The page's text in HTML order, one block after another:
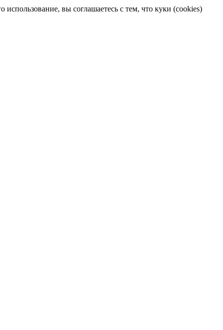
вы соглашаетесь с тем, что куки (cookies)